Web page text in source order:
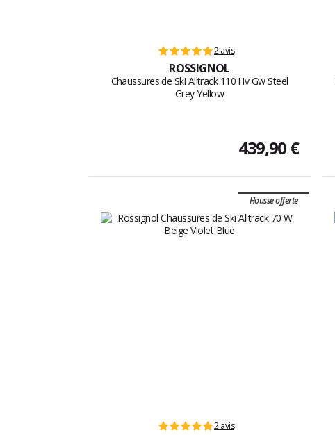
2 avis
ROSSIGNOL
Chaussures de Ski Alltrack 110 Hv Gw Steel
Grey Yellow
439,90 €
Housse offerte
2 avis